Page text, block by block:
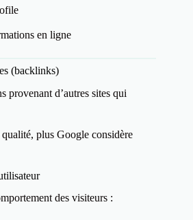
en ligne
(backlinks)
provenant d’autres sites qui
plus Google considère
des visiteurs :